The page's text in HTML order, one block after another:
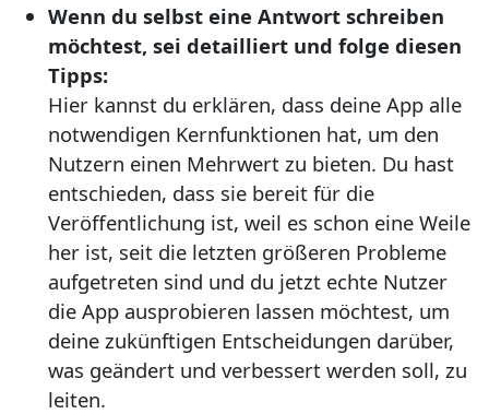
Wenn du selbst eine Antwort schreiben
möchtest, sei detailliert und folge diesen
Tipps:
Hier kannst du erklären, dass deine App alle
notwendigen Kernfunktionen hat, um den
Nutzern einen Mehrwert zu bieten. Du hast
entschieden, dass sie bereit für die
Veröffentlichung ist, weil es schon eine Weile
her ist, seit die letzten größeren Probleme
aufgetreten sind und du jetzt echte Nutzer
die App ausprobieren lassen möchtest, um
deine zukünftigen Entscheidungen darüber,
was geändert und verbessert werden soll, zu
leiten.